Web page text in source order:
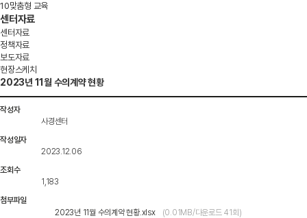
10맞춤형 교육
센터자료
센터자료
정책자료
보도자료
현장스케치
2023년 11월 수의계약 현황
작성자
사경센터
작성일자
2023.12.06
조회수
1,183
첨부파일
2023년 11월 수의계약 현황.xlsx
(0.01MB/다운로드 41회)